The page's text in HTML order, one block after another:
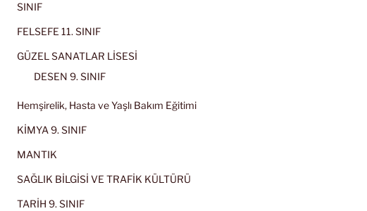
SINIF
FELSEFE 11. SINIF
GÜZEL SANATLAR LİSESİ
DESEN 9. SINIF
Hemşirelik, Hasta ve Yaşlı Bakım Eğitimi
KİMYA 9. SINIF
MANTIK
SAĞLIK BİLGİSİ VE TRAFİK KÜLTÜRÜ
TARİH 9. SINIF